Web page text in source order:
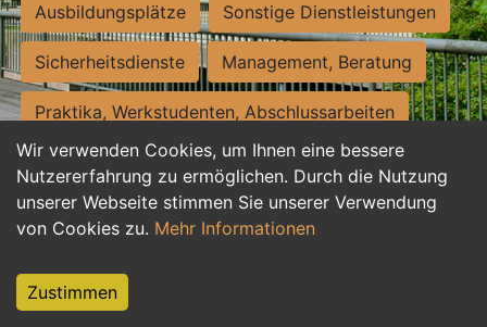
Wir verwenden Cookies, um Ihnen eine bessere
Nutzererfahrung zu ermöglichen. Durch die Nutzung
unserer Webseite stimmen Sie unserer Verwendung
von Cookies zu. Mehr Informationen
Zustimmen
Ausbildungsplätze Sonstige Dienstleistungen
Sicherheitsdienste Management, Beratung
Praktika, Werkstudenten, Abschlussarbeiten
Personalwesen Assistenz, Sekretariat
Hilfskräfte, Aushilfs- und Nebenjobs
Weiterbildung, Studium, duale Ausbildung